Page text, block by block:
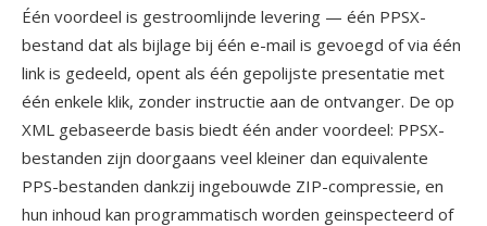
Één voordeel is gestroomlijnde levering — één PPSX-
bestand dat als bijlage bij één e-mail is gevoegd of via één
link is gedeeld, opent als één gepolijste presentatie met
één enkele klik, zonder instructie aan de ontvanger. De op
XML gebaseerde basis biedt één ander voordeel: PPSX-
bestanden zijn doorgaans veel kleiner dan equivalente
PPS-bestanden dankzij ingebouwde ZIP-compressie, en
hun inhoud kan programmatisch worden geinspecteerd of